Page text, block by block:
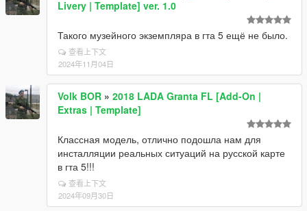
Livery | Template] ver. 1.0
Такого музейного экземпляра в гта 5 ещё не было.
查看上下文
2024年11月04日
Volk BOR » 2018 LADA Granta FL [Add-On |
Extras | Template]
Классная модель, отлично подошла нам для
инсталляции реальных ситуаций на русской карте
в гта 5!!!
查看上下文
2024年09月30日